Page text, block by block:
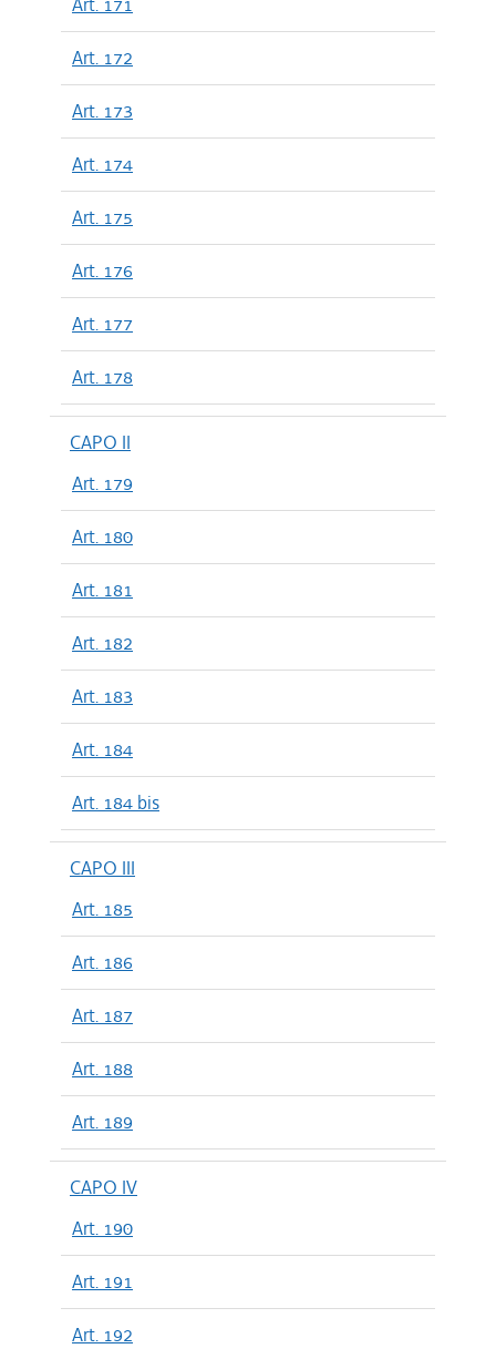
Art. 172
Art. 173
Art. 174
Art. 175
Art. 176
Art. 177
Art. 178
CAPO II
Art. 179
Art. 180
Art. 181
Art. 182
Art. 183
Art. 184
Art. 184 bis
CAPO III
Art. 185
Art. 186
Art. 187
Art. 188
Art. 189
CAPO IV
Art. 190
Art. 191
Art. 192